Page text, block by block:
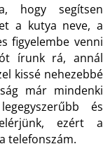
hogy segítsen
a kutya neve, a
figyelembe venni
írunk rá, annál
kissé nehezebbé
már mindenki
és
ezért a
telefonszám.